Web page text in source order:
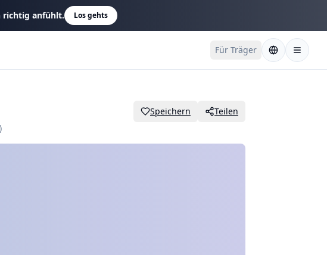
richtig anfühlt. Los gehts
Für Träger
Speichern Teilen